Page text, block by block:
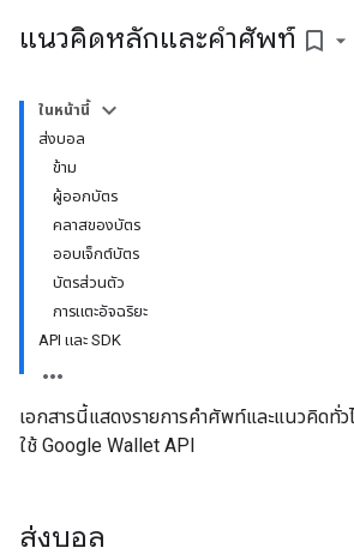
แนวคิดหลักและคำศัพท์ bookmark_border
ในหน้านี้
ส่งบอล
ข้าม
ผู้ออกบัตร
คลาสของบัตร
ออบเจ็กต์บัตร
บัตรส่วนตัว
การแตะอัจฉริยะ
API และ SDK
เอกสารนี้แสดงรายการคำศัพท์และแนวคิดทั่
ใช้ Google Wallet API
ส่งบอล